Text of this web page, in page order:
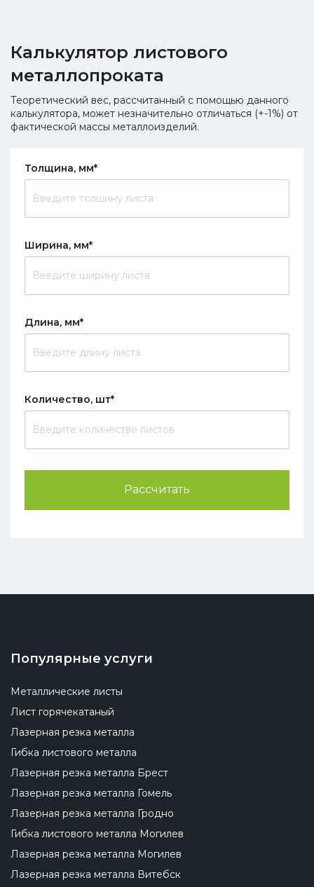
Калькулятор листового
металлопроката
Теоретический вес, рассчитанный с помощью данного
калькулятора, может незначительно отличаться (+-1%) от
фактической массы металлоизделий.
Толщина, мм*
Ширина, мм*
Длина, мм*
Количество, шт*
Рассчитать
Популярные услуги
Металлические листы
Лист горячекатаный
Лазерная резка металла
Гибка листового металла
Лазерная резка металла Брест
Лазерная резка металла Гомель
Лазерная резка металла Гродно
Гибка листового металла Могилев
Лазерная резка металла Могилев
Лазерная резка металла Витебск